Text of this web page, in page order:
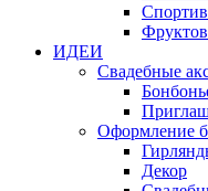
ИДЕИ
Свадебные
Оформление
Декор